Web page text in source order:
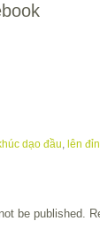
dạo đầu lên
be published.